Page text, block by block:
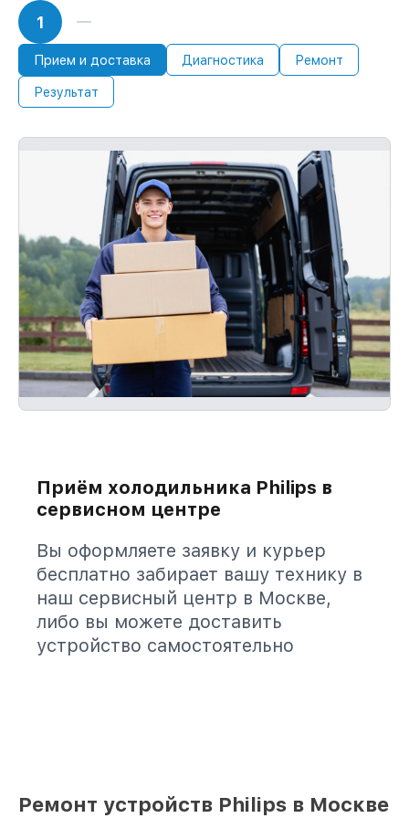
1
Прием и доставка Диагностика Ремонт
Результат
Приём холодильника Philips в
сервисном центре
Вы оформляете заявку и курьер
бесплатно забирает вашу технику в
наш сервисный центр в Москве,
либо вы можете доставить
устройство самостоятельно
Ремонт устройств Philips в Москве